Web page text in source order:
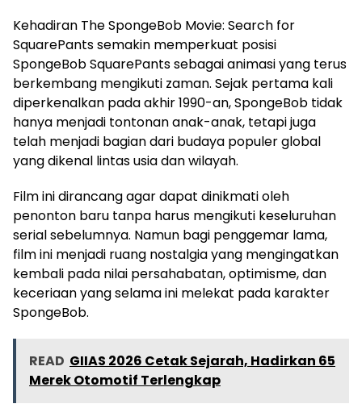
Kehadiran The SpongeBob Movie: Search for
SquarePants semakin memperkuat posisi
SpongeBob SquarePants sebagai animasi yang terus
berkembang mengikuti zaman. Sejak pertama kali
diperkenalkan pada akhir 1990-an, SpongeBob tidak
hanya menjadi tontonan anak-anak, tetapi juga
telah menjadi bagian dari budaya populer global
yang dikenal lintas usia dan wilayah.
Film ini dirancang agar dapat dinikmati oleh
penonton baru tanpa harus mengikuti keseluruhan
serial sebelumnya. Namun bagi penggemar lama,
film ini menjadi ruang nostalgia yang mengingatkan
kembali pada nilai persahabatan, optimisme, dan
keceriaan yang selama ini melekat pada karakter
SpongeBob.
READ GIIAS 2026 Cetak Sejarah, Hadirkan 65
Merek Otomotif Terlengkap